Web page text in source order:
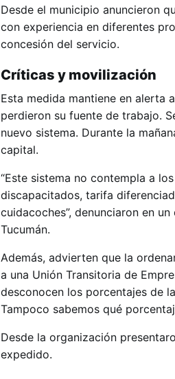
Desde el municipio anuncieron
con experiencia en diferentes
concesión del servicio.
Críticas y movilización
Esta medida mantiene en alerta
perdieron su fuente de trabajo.
nuevo sistema. Durante la
capital.
“Este sistema no contempla a
discapacitados, tarifa
cuidacoches”, denunciaron en
Tucumán.
Además, advierten que la
a una Unión Transitoria de
desconocen los porcentajes de
Tampoco sabemos qué
Desde la organización
expedido.